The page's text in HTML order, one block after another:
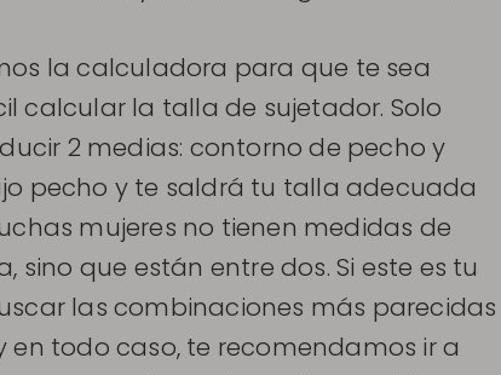
la calculadora para que te sea
calcular la talla de sujetador. Solo
2 medias: contorno de pecho y
pecho y te saldrá tu talla adecuada
mujeres no tienen medidas de
sino que están entre dos. Si este es tu
las combinaciones más parecidas
en todo caso, te recomendamos ir a